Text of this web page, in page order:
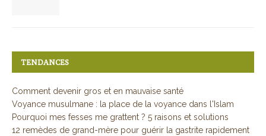
TENDANCES
Comment devenir gros et en mauvaise santé
Voyance musulmane : la place de la voyance dans l'Islam
Pourquoi mes fesses me grattent ? 5 raisons et solutions
12 remèdes de grand-mère pour guérir la gastrite rapidement